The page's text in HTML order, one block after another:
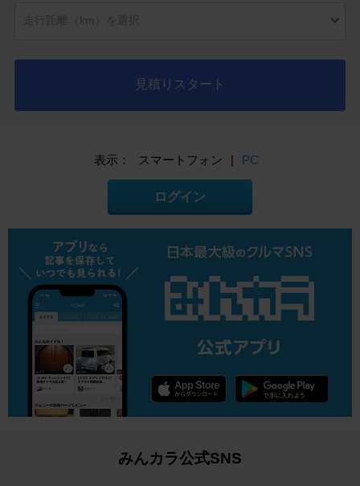
見積りスタート
表示： スマートフォン | PC
ログイン
みんカラ公式SNS